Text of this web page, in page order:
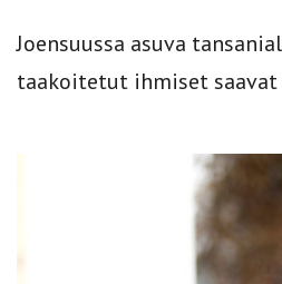
Joensuussa asuva
taakoitetut ihmiset saavat